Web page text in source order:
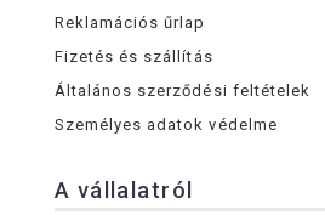
Reklamációs űrlap
Fizetés és szállítás
Általános szerződési feltételek
Személyes adatok védelme
A vállalatról